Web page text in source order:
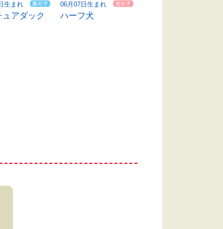
生まれ
アダック
06月07日生まれ
ハーフ犬